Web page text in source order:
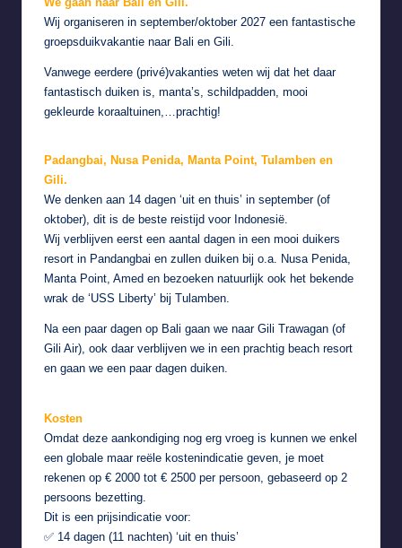
Wij organiseren in september/oktober 2027 een fantastische
groepsduikvakantie naar Bali en Gili.
Vanwege eerdere (privé)vakanties weten wij dat het daar
fantastisch duiken is, manta’s, schildpadden, mooi
gekleurde koraaltuinen,…prachtig!
Padangbai, Nusa Penida, Manta Point, Tulamben en
Gili.
We denken aan 14 dagen ‘uit en thuis’ in september (of
oktober), dit is de beste reistijd voor Indonesië.
Wij verblijven eerst een aantal dagen in een mooi duikers
resort in Pandangbai en zullen duiken bij o.a. Nusa Penida,
Manta Point, Amed en bezoeken natuurlijk ook het bekende
wrak de ‘USS Liberty’ bij Tulamben.
Na een paar dagen op Bali gaan we naar Gili Trawagan (of
Gili Air), ook daar verblijven we in een prachtig beach resort
en gaan we een paar dagen duiken.
Kosten
Omdat deze aankondiging nog erg vroeg is kunnen we enkel
een globale maar reële kostenindicatie geven, je moet
rekenen op € 2000 tot € 2500 per persoon, gebaseerd op 2
persoons bezetting.
Dit is een prijsindicatie voor:
✅ 14 dagen (11 nachten) ‘uit en thuis’